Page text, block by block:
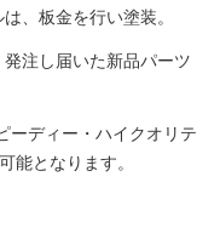
、板金を行い塗装。
注し届いた新品パーツ
ディー・ハイクオリテ
能となります。